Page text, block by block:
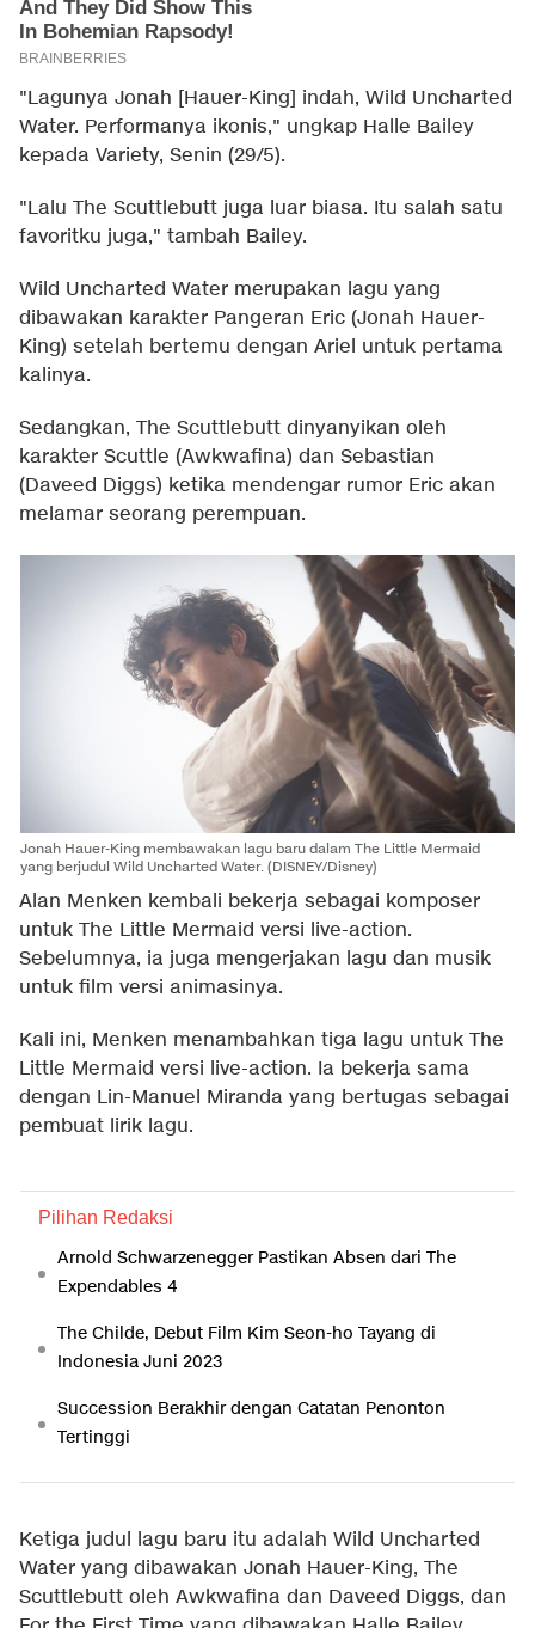
"Lagunya Jonah [Hauer-King] indah, Wild Uncharted
Water. Performanya ikonis," ungkap Halle Bailey
kepada Variety, Senin (29/5).
"Lalu The Scuttlebutt juga luar biasa. Itu salah satu
favoritku juga," tambah Bailey.
Wild Uncharted Water merupakan lagu yang
dibawakan karakter Pangeran Eric (Jonah Hauer-
King) setelah bertemu dengan Ariel untuk pertama
kalinya.
Sedangkan, The Scuttlebutt dinyanyikan oleh
karakter Scuttle (Awkwafina) dan Sebastian
(Daveed Diggs) ketika mendengar rumor Eric akan
melamar seorang perempuan.
Jonah Hauer-King membawakan lagu baru dalam The Little Mermaid
yang berjudul Wild Uncharted Water. (DISNEY/Disney)
Alan Menken kembali bekerja sebagai komposer
untuk The Little Mermaid versi live-action.
Sebelumnya, ia juga mengerjakan lagu dan musik
untuk film versi animasinya.
Kali ini, Menken menambahkan tiga lagu untuk The
Little Mermaid versi live-action. Ia bekerja sama
dengan Lin-Manuel Miranda yang bertugas sebagai
pembuat lirik lagu.
Pilihan Redaksi
Arnold Schwarzenegger Pastikan Absen dari The
Expendables 4
The Childe, Debut Film Kim Seon-ho Tayang di
Indonesia Juni 2023
Succession Berakhir dengan Catatan Penonton
Tertinggi
Ketiga judul lagu baru itu adalah Wild Uncharted
Water yang dibawakan Jonah Hauer-King, The
Scuttlebutt oleh Awkwafina dan Daveed Diggs, dan